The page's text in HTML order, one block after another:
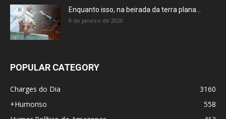
Enquanto isso, na beirada da terra plana…
9 de janeiro de 2020
POPULAR CATEGORY
Charges do Dia
3160
+Humoriso
558